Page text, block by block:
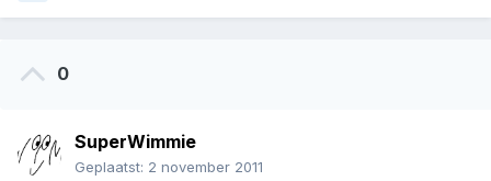
0
SuperWimmie
Geplaatst: 2 november 2011